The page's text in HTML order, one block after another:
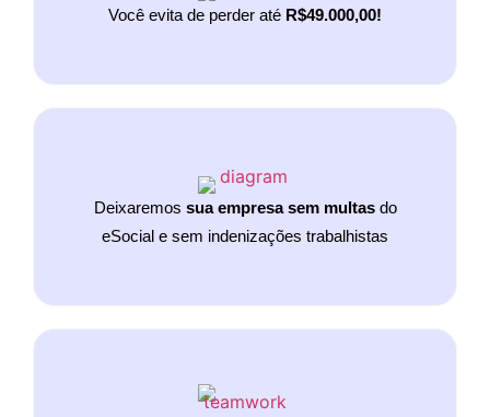
Você evita de perder até R$49.000,00!
Deixaremos sua empresa sem multasdo
eSocial e sem indenizações trabalhistas